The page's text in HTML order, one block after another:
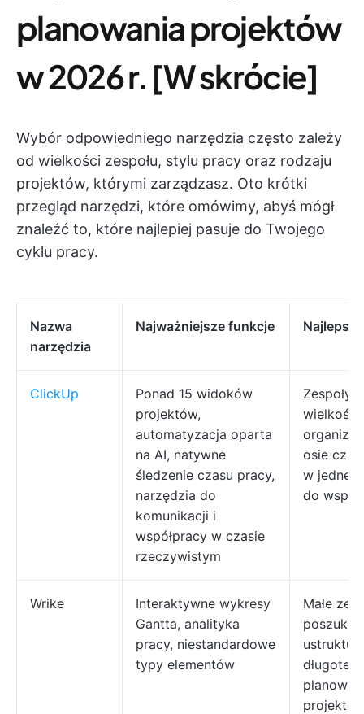
planowania projektów
w 2026 r. [W skrócie]
Wybór odpowiedniego narzędzia często zależy
od wielkości zespołu, stylu pracy oraz rodzaju
projektów, którymi zarządzasz. Oto krótki
przegląd narzędzi, które omówimy, abyś mógł
znaleźć to, które najlepiej pasuje do Twojego
cyklu pracy.
Nazwa
narzędzia
Najważniejsze funkcje
ClickUp
Ponad 15 widoków
projektów,
automatyzacja oparta
na AI, natywne
śledzenie czasu pracy,
narzędzia do
komunikacji i
współpracy w czasie
rzeczywistym
Zespoły
wielkości
osie
w jednej
do
Wrike
Interaktywne wykresy
Gantta, analityka
pracy, niestandardowe
typy elementów
Małe